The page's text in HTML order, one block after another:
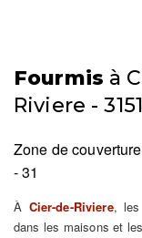
Fourmis à
Riviere -
Zone de
- 31
À Cier-de-Riviere, les
dans les maisons et